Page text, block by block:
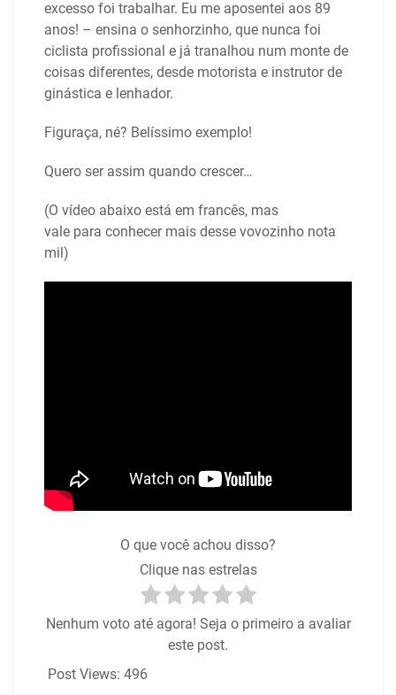
excesso foi trabalhar. Eu me aposentei aos 89
anos! – ensina o senhorzinho, que nunca foi
ciclista profissional e já tranalhou num monte de
coisas diferentes, desde motorista e instrutor de
ginástica e lenhador.
Figuraça, né? Belíssimo exemplo!
Quero ser assim quando crescer…
(O vídeo abaixo está em francês, mas
vale para conhecer mais desse vovozinho nota
mil)
O que você achou disso?
Clique nas estrelas
Nenhum voto até agora! Seja o primeiro a avaliar
este post.
Post Views: 496